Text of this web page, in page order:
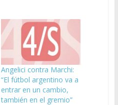
Angelici contra Marchi:
“El fútbol argentino va a
entrar en un cambio,
también en el gremio”